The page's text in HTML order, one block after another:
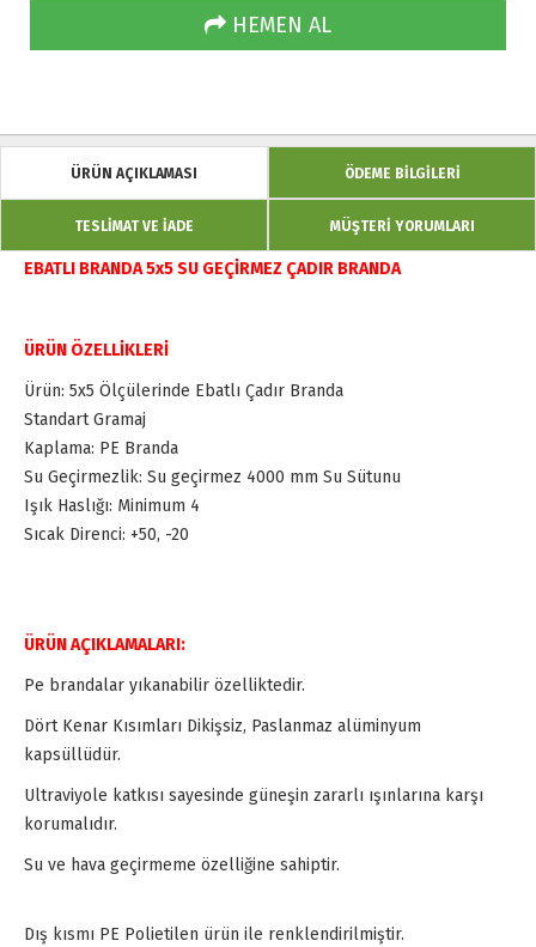
HEMEN AL
ÜRÜN AÇIKLAMASI ÖDEME BİLGİLERİ
TESLİMAT VE İADE MÜŞTERİ YORUMLARI
EBATLI BRANDA 5x5 SU GEÇİRMEZ ÇADIR BRANDA
ÜRÜN ÖZELLİKLERİ
Ürün: 5x5 Ölçülerinde Ebatlı Çadır Branda
Standart Gramaj
Kaplama: PE Branda
Su Geçirmezlik: Su geçirmez 4000 mm Su Sütunu
Işık Haslığı: Minimum 4
Sıcak Direnci: +50, -20
ÜRÜN AÇIKLAMALARI:
Pe brandalar yıkanabilir özelliktedir.
Dört Kenar Kısımları Dikişsiz, Paslanmaz alüminyum
kapsüllüdür.
Ultraviyole katkısı sayesinde güneşin zararlı ışınlarına karşı
korumalıdır.
Su ve hava geçirmeme özelliğine sahiptir.
Dış kısmı PE Polietilen ürün ile renklendirilmiştir.